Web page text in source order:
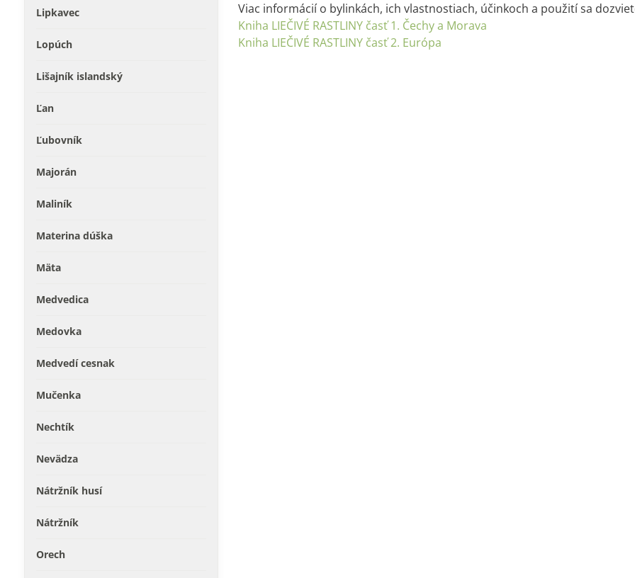
Viac informácií o bylinkách, ich vlastnostiach, účinkoch a použití sa
Kniha LIEČIVÉ RASTLINY časť 1. Čechy a Morava
Kniha LIEČIVÉ RASTLINY časť 2. Európa
Lipkavec
Lopúch
Lišajník islandský
Ľan
Ľubovník
Majorán
Maliník
Materina dúška
Mäta
Medvedica
Medovka
Medvedí cesnak
Mučenka
Nechtík
Nevädza
Nátržník husí
Nátržník
Orech